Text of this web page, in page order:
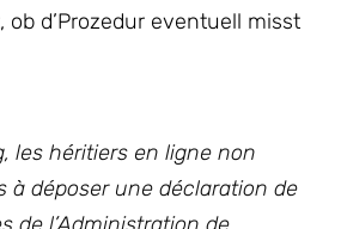
ob d’Prozedur eventuell misst
les héritiers en ligne non
à déposer une déclaration de